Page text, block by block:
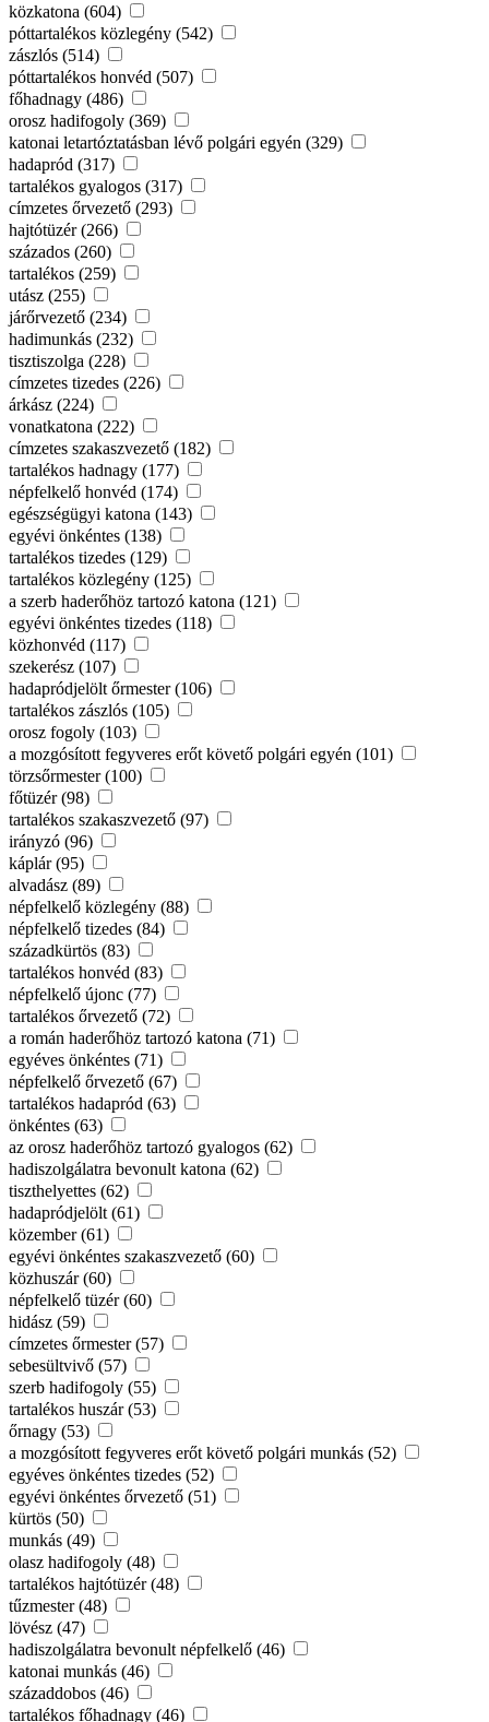
közkatona (604)
póttartalékos közlegény (542)
zászlós (514)
póttartalékos honvéd (507)
főhadnagy (486)
orosz hadifogoly (369)
katonai letartóztatásban lévő polgári egyén (329)
hadapród (317)
tartalékos gyalogos (317)
címzetes őrvezető (293)
hajtótüzér (266)
százados (260)
tartalékos (259)
utász (255)
járőrvezető (234)
hadimunkás (232)
tisztiszolga (228)
címzetes tizedes (226)
árkász (224)
vonatkatona (222)
címzetes szakaszvezető (182)
tartalékos hadnagy (177)
népfelkelő honvéd (174)
egészségügyi katona (143)
egyévi önkéntes (138)
tartalékos tizedes (129)
tartalékos közlegény (125)
a szerb haderőhöz tartozó katona (121)
egyévi önkéntes tizedes (118)
közhonvéd (117)
szekerész (107)
hadapródjelölt őrmester (106)
tartalékos zászlós (105)
orosz fogoly (103)
a mozgósított fegyveres erőt követő polgári egyén (101)
törzsőrmester (100)
főtüzér (98)
tartalékos szakaszvezető (97)
irányzó (96)
káplár (95)
alvadász (89)
népfelkelő közlegény (88)
népfelkelő tizedes (84)
századkürtös (83)
tartalékos honvéd (83)
népfelkelő újonc (77)
tartalékos őrvezető (72)
a román haderőhöz tartozó katona (71)
egyéves önkéntes (71)
népfelkelő őrvezető (67)
tartalékos hadapród (63)
önkéntes (63)
az orosz haderőhöz tartozó gyalogos (62)
hadiszolgálatra bevonult katona (62)
tiszthelyettes (62)
hadapródjelölt (61)
közember (61)
egyévi önkéntes szakaszvezető (60)
közhuszár (60)
népfelkelő tüzér (60)
hidász (59)
címzetes őrmester (57)
sebesültvivő (57)
szerb hadifogoly (55)
tartalékos huszár (53)
őrnagy (53)
a mozgósított fegyveres erőt követő polgári munkás (52)
egyéves önkéntes tizedes (52)
egyévi önkéntes őrvezető (51)
kürtös (50)
munkás (49)
olasz hadifogoly (48)
tartalékos hajtótüzér (48)
tűzmester (48)
lövész (47)
hadiszolgálatra bevonult népfelkelő (46)
katonai munkás (46)
századdobos (46)
tartalékos főhadnagy (46)